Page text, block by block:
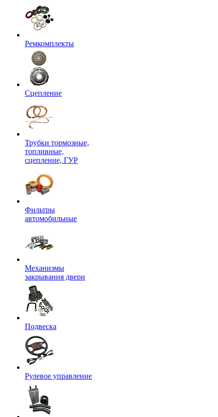
Ремкомплекты
Сцепление
Трубки тормозные,
топливные,
сцепление, ГУР
Фильтры
автомобильные
Механизмы
закрывания двери
Подвеска
Рулевое управление